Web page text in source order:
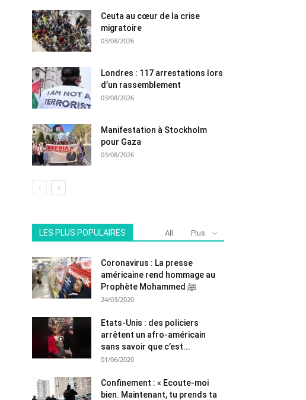
Ceuta au cœur de la crise
migratoire
03/08/2026
Londres : 117 arrestations lors
d’un rassemblement
03/08/2026
Manifestation à Stockholm
pour Gaza
03/08/2026
LES PLUS POPULAIRES All Plus
Coronavirus : La presse
américaine rend hommage au
Prophète Mohammed ﷺ
24/03/2020
Etats-Unis : des policiers
arrêtent un afro-américain
sans savoir que c’est...
01/06/2020
Confinement : « Ecoute-moi
bien. Maintenant, tu prends ta